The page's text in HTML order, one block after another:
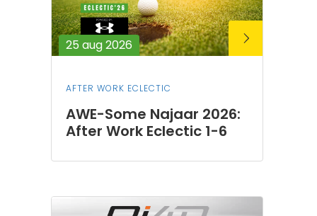
25 aug 2026
AFTER WORK ECLECTIC
AWE-Some Najaar 2026:
After Work Eclectic 1-6